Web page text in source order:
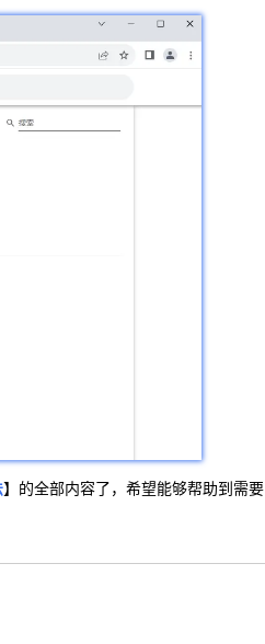
】的全部内容了，希望能够帮助到需要